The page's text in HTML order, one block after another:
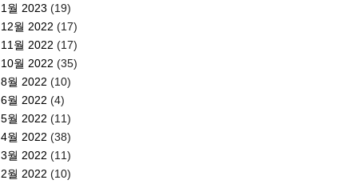
1월 2023 (19)
12월 2022 (17)
11월 2022 (17)
10월 2022 (35)
8월 2022 (10)
6월 2022 (4)
5월 2022 (11)
4월 2022 (38)
3월 2022 (11)
2월 2022 (10)